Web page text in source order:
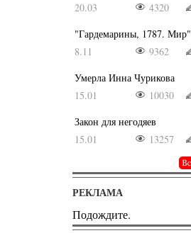
20.03
4320
"Гардемарины, 1787. Мир"
8.11
9362
Умерла Инна Чурикова
15.01
10030
Закон для негодяев
15.01
13257
РЕКЛАМА
Подождите.